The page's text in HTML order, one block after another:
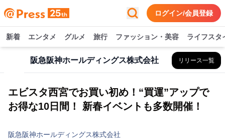
ログイン/会員登録
新着 エンタメ グルメ 旅行 ファッション・美容 ライフスタ
阪急阪神ホールディングス株式会社 リリース一覧
エビスタ西宮でお買い初め！“買運”アップで
お得な10日間！ 新春イベントも多数開催！
阪急阪神ホールディングス株式会社